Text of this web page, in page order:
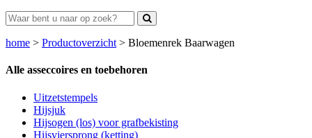
home > Productoverzicht > Bloemenrek Baarwagen
Alle asseccoires en toebehoren
Uitzetstempels
Hijsjuk
Hijsogen (los) voor grafbekisting
Hijsviersprong (ketting)